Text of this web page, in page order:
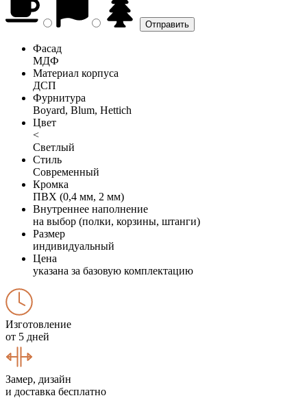
Фасад
МДФ
Материал корпуса
ДСП
Фурнитура
Boyard, Blum, Hettich
Цвет
<
Светлый
Стиль
Современный
Кромка
ПВХ (0,4 мм, 2 мм)
Внутреннее наполнение
на выбор (полки, корзины, штанги)
Размер
индивидуальный
Цена
указана за базовую комплектацию
Изготовление
от 5 дней
Замер, дизайн
и доставка бесплатно